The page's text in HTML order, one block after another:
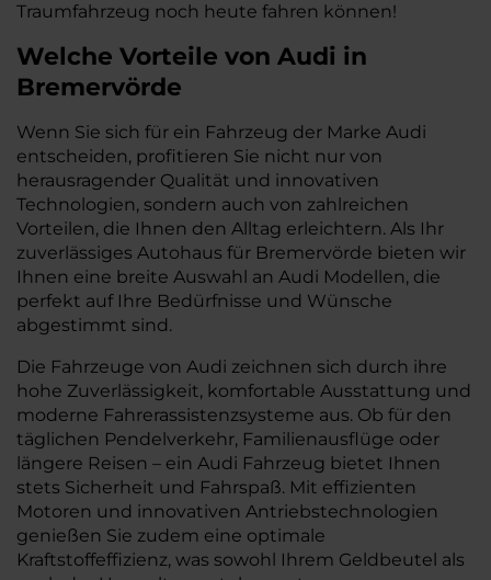
Traumfahrzeug noch heute fahren können!
Welche Vorteile von Audi in
Bremervörde
Wenn Sie sich für ein Fahrzeug der Marke Audi
entscheiden, profitieren Sie nicht nur von
herausragender Qualität und innovativen
Technologien, sondern auch von zahlreichen
Vorteilen, die Ihnen den Alltag erleichtern. Als Ihr
zuverlässiges Autohaus für Bremervörde bieten wir
Ihnen eine breite Auswahl an Audi Modellen, die
perfekt auf Ihre Bedürfnisse und Wünsche
abgestimmt sind.
Die Fahrzeuge von Audi zeichnen sich durch ihre
hohe Zuverlässigkeit, komfortable Ausstattung und
moderne Fahrerassistenzsysteme aus. Ob für den
täglichen Pendelverkehr, Familienausflüge oder
längere Reisen – ein Audi Fahrzeug bietet Ihnen
stets Sicherheit und Fahrspaß. Mit effizienten
Motoren und innovativen Antriebstechnologien
genießen Sie zudem eine optimale
Kraftstoffeffizienz, was sowohl Ihrem Geldbeutel als